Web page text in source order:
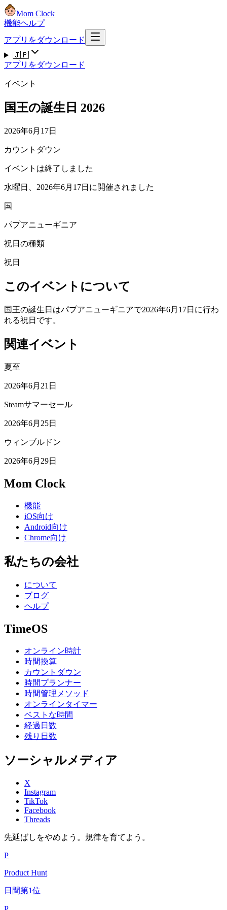
Mom Clock
機能ヘルプ
アプリをダウンロード
🇯🇵
アプリをダウンロード
イベント
国王の誕生日 2026
2026年6月17日
カウントダウン
イベントは終了しました
水曜日、2026年6月17日に開催されました
国
パプアニューギニア
祝日の種類
祝日
このイベントについて
国王の誕生日はパプアニューギニアで2026年6月17日に行わ
れる祝日です。
関連イベント
夏至
2026年6月21日
Steamサマーセール
2026年6月25日
ウィンブルドン
2026年6月29日
Mom Clock
機能
iOS向け
Android向け
Chrome向け
私たちの会社
について
ブログ
ヘルプ
TimeOS
オンライン時計
時間換算
カウントダウン
時間プランナー
時間管理メソッド
オンラインタイマー
ベストな時間
経過日数
残り日数
ソーシャルメディア
X
Instagram
TikTok
Facebook
Threads
先延ばしをやめよう。規律を育てよう。
P
Product Hunt
日間第1位